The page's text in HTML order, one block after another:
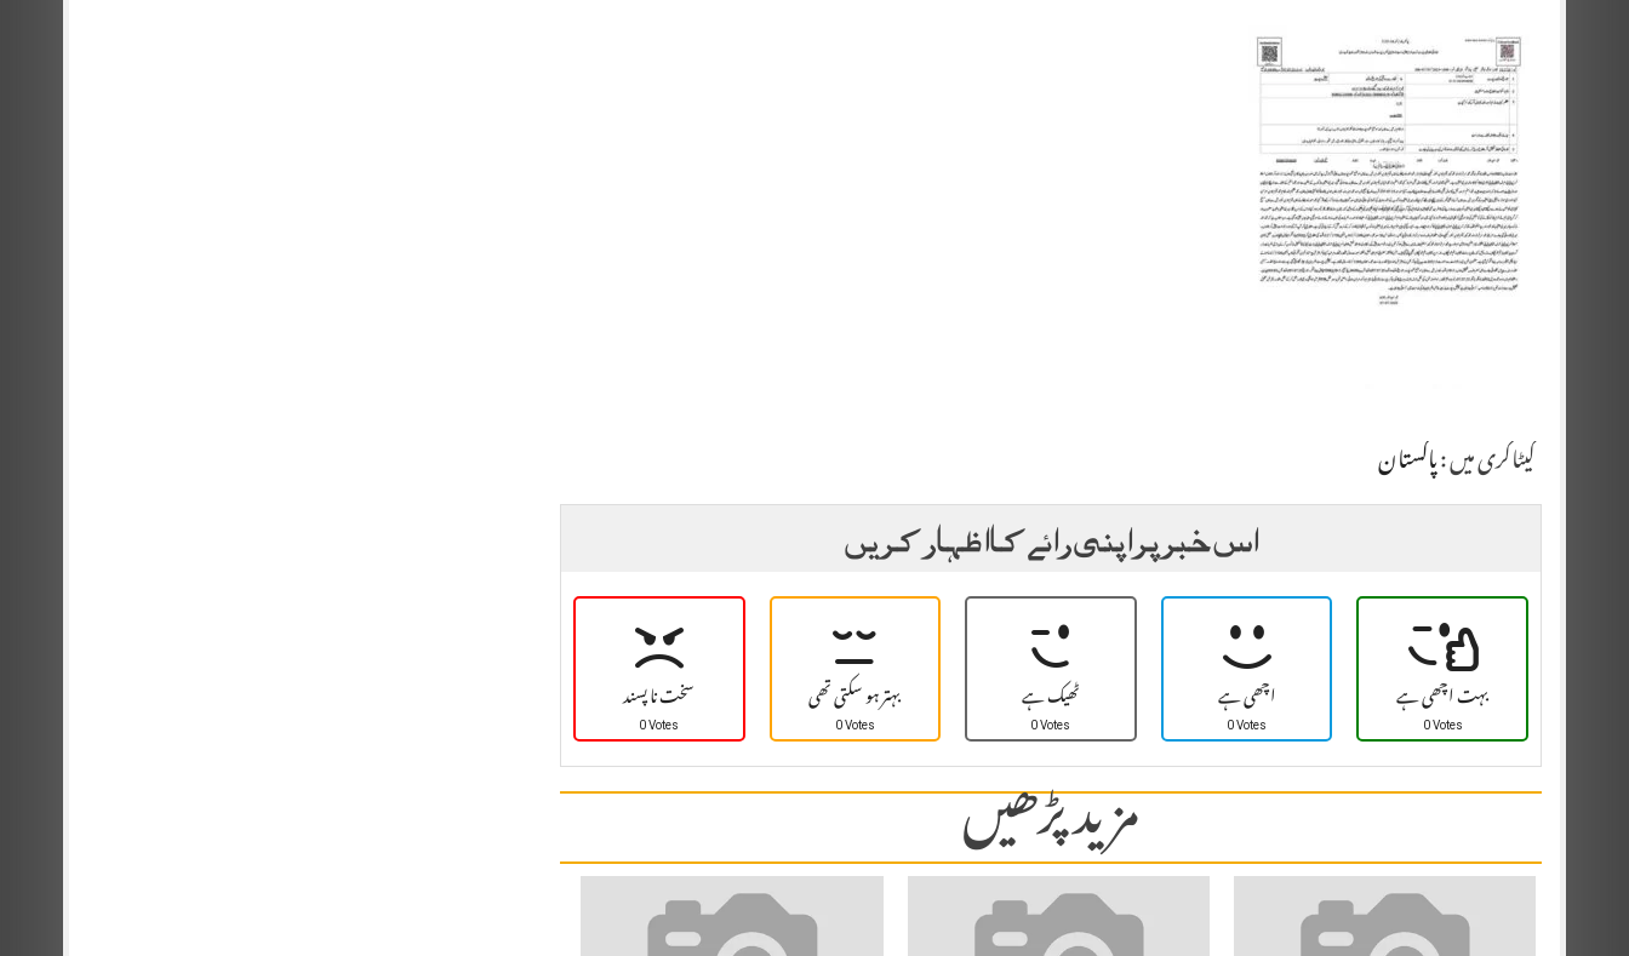
کیٹاگری میں :پاکستان
اس خبر پر اپنی رائے کا اظہار کریں
سخت نا پسند
0 Votes بہتر ہو سکتی تھی
0 Votes ٹھیک ہے
0 Votes اچھی ہے
0 Votes بہت اچھی ہے
0 Votes
مزید پڑھیں